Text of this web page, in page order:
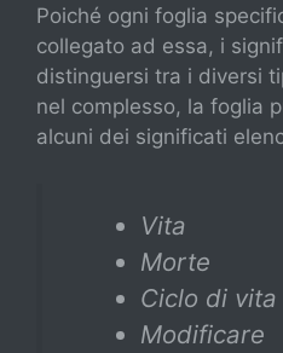
Poiché ogni foglia
collegato ad essa, i
distinguersi tra i diversi
nel complesso, la foglia
alcuni dei significati
Vita
Morte
Ciclo di vita
Modificare